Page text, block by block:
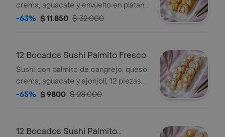
crema, aguacate y envuelto en plátano
maduro, 12 piezas
-63% $ 11.850 $ 32.000
12 Bocados Sushi Palmito Fresco
Sushi con palmito de cangrejo, queso
crema, aguacate y ajonjolí, 12 piezas.
-65% $ 9800 $ 28.000
12 Bocados Sushi Palmito